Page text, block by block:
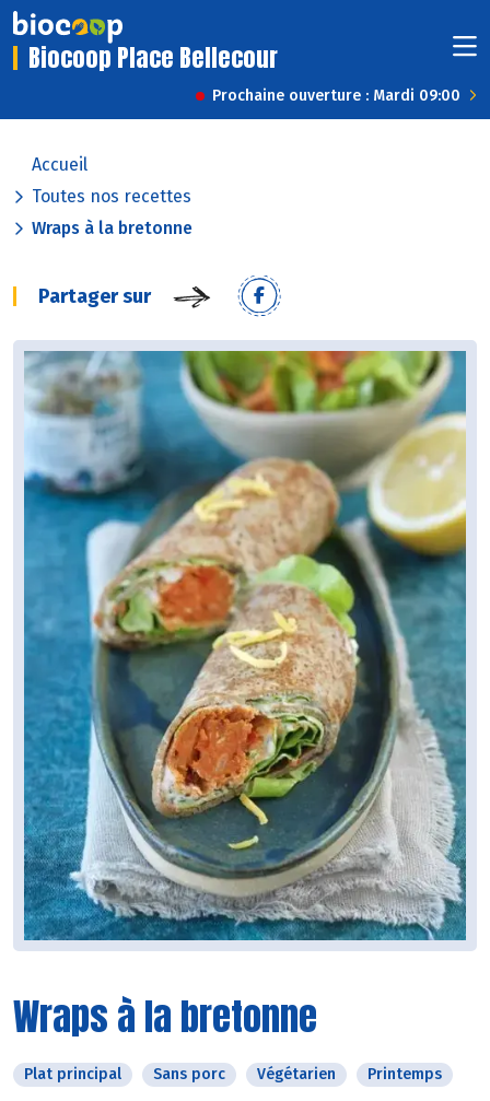
Biocoop Place Bellecour
Prochaine ouverture : Mardi 09:00
Accueil
Toutes nos recettes
Wraps à la bretonne
Partager sur
Wraps à la bretonne
Plat principal Sans porc Végétarien Printemps